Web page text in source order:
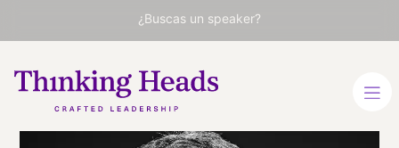
¿Buscas un speaker?